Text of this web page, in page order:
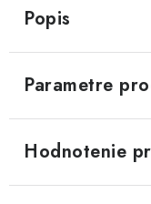
TGB BLADE 600/
SEGWAY SNARLER
Podmienky ochrany
Všeobecné obchodné
Reklamačný poriadok
Popis
Parametre
Hodnotenie